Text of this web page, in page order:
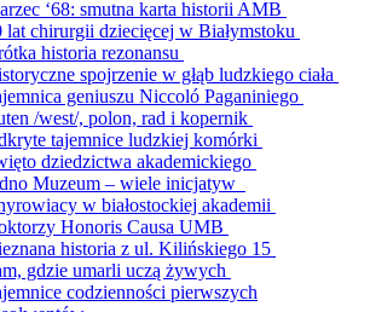
‘68: smutna karta historii AMB
lat chirurgii dziecięcej w Białymstoku
historia rezonansu
spojrzenie w głąb ludzkiego ciała
geniuszu Niccoló Paganiniego
/west/, polon, rad i kopernik
tajemnice ludzkiej komórki
dziedzictwa akademickiego
Muzeum – wiele inicjatyw
w białostockiej akademii
Honoris Causa UMB
historia z ul. Kilińskiego 15
gdzie umarli uczą żywych
codzienności pierwszych